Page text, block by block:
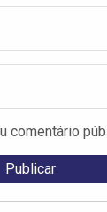
comentário